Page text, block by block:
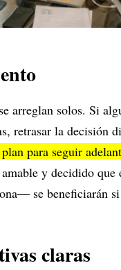
arreglan solos. Si
retrasar la decisión
para seguir
y decidido
se beneficiarán si
claras